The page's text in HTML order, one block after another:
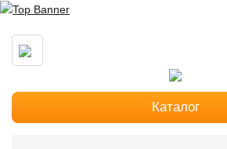
Каталог